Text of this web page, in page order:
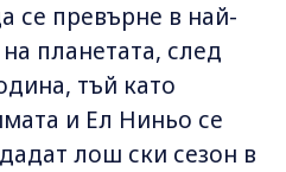
се превърне в най-
планетата, след
тъй като
и Ел Ниньо се
лош ски сезон в